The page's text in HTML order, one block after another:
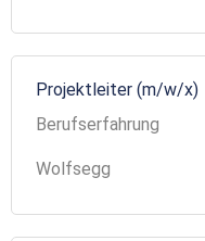
Projektleiter (m/w/x)
Berufserfahrung
Wolfsegg